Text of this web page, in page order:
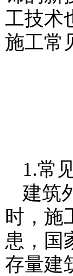
工技术
施工常
1.常
建筑
时，施
患，国
存量建